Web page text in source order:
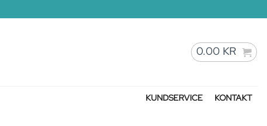
0.00 KR
KUNDSERVICE KONTAKT